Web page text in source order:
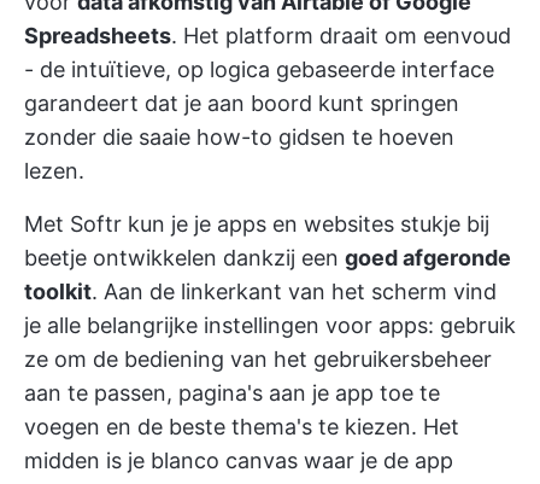
Spreadsheets. Het platform draait om eenvoud
- de intuïtieve, op logica gebaseerde interface
garandeert dat je aan boord kunt springen
zonder die saaie how-to gidsen te hoeven
lezen.
Met Softr kun je je apps en websites stukje bij
beetje ontwikkelen dankzij een goed afgeronde
toolkit. Aan de linkerkant van het scherm vind
je alle belangrijke instellingen voor apps: gebruik
ze om de bediening van het gebruikersbeheer
aan te passen, pagina's aan je app toe te
voegen en de beste thema's te kiezen. Het
midden is je blanco canvas waar je de app